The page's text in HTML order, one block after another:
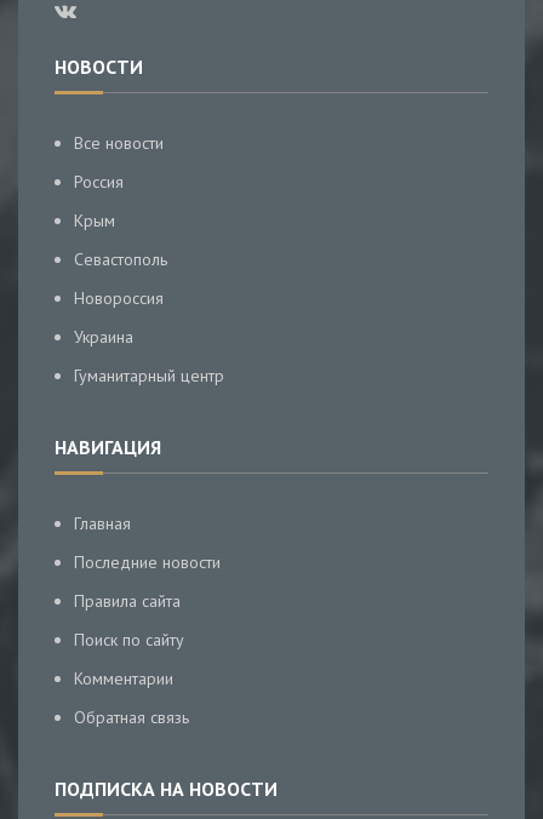
НОВОСТИ
Все новости
Россия
Крым
Севастополь
Новороссия
Украина
Гуманитарный центр
НАВИГАЦИЯ
Главная
Последние новости
Правила сайта
Поиск по сайту
Комментарии
Обратная связь
ПОДПИСКА НА НОВОСТИ